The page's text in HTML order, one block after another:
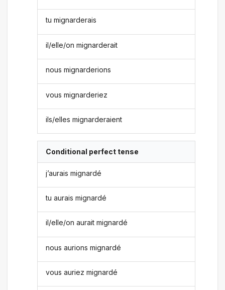
tu mignarderais
il/elle/on mignarderait
nous mignarderions
vous mignarderiez
ils/elles mignarderaient
Conditional perfect tense
j’aurais mignardé
tu aurais mignardé
il/elle/on aurait mignardé
nous aurions mignardé
vous auriez mignardé